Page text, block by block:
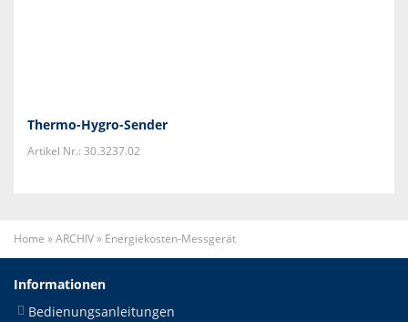
Thermo-Hygro-Sender
Artikel Nr.: 30.3237.02
Home »ARCHIV» Energiekosten-Messgerät
Informationen
Bedienungsanleitungen